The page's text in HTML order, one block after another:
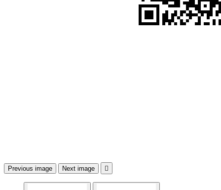
Previous image Next image 